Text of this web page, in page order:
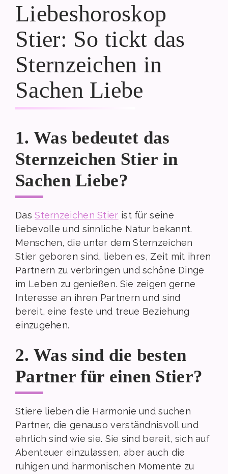
Liebeshoroskop
Stier: So tickt das
Sternzeichen in
Sachen Liebe
1. Was bedeutet das
Sternzeichen Stier in
Sachen Liebe?
DasSternzeichen Stier ist für seine
liebevolle und sinnliche Natur bekannt.
Menschen, die unter dem Sternzeichen
Stier geboren sind, lieben es, Zeit mit ihren
Partnern zu verbringen und schöne Dinge
im Leben zu genießen. Sie zeigen gerne
Interesse an ihren Partnern und sind
bereit, eine feste und treue Beziehung
einzugehen.
2. Was sind die besten
Partner für einen Stier?
Stiere lieben die Harmonie und suchen
Partner, die genauso verständnisvoll und
ehrlich sind wie sie. Sie sind bereit, sich auf
Abenteuer einzulassen, aber auch die
ruhigen und harmonischen Momente zu